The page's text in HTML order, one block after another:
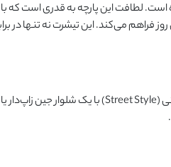
شده است. لطافت این پارچه به قدری است
فراهم می‌کند. این تیشرت نه تنها